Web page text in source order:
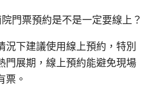
門票預約是不是一定要線上？
況下建議使用線上預約，特別
門展期，線上預約能避免現場
票。